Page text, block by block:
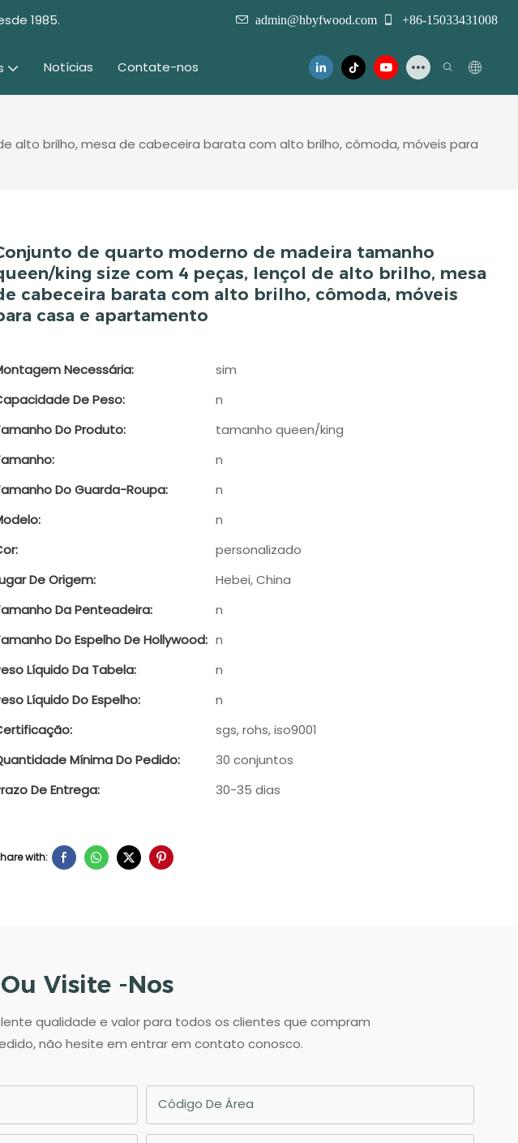
1985. admin@hbyfwood.com +86-15033431008
Notícias Contate-nos
alto brilho, mesa de cabeceira barata com alto brilho, cômoda, móveis para
de quarto moderno de madeira tamanho
king size com 4 peças, lençol de alto brilho, mesa
cabeceira barata com alto brilho, cômoda, móveis
casa e apartamento
Necessária:
sim
De Peso:
n
Do Produto:
tamanho queen/king
n
Do Guarda-Roupa:
n
n
personalizado
De Origem:
Hebei, China
Da Penteadeira:
n
Do Espelho De Hollywood: n
Líquido Da Tabela:
n
Líquido Do Espelho:
n
sgs, rohs, iso9001
Mínima Do Pedido:
30 conjuntos
De Entrega:
30-35 dias
with:
Visite -nos
qualidade e valor para todos os clientes que compram
não hesite em entrar em contato conosco.
Código De Área